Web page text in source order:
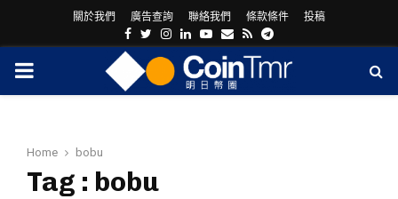
關於我們 廣告查詢 聯絡我們 條款條件 投稿
Facebook
Twitter
Instagram
LinkedinYoutube
Email
RssTelegram
PRIMARY
Home bobu
Tag : bobu